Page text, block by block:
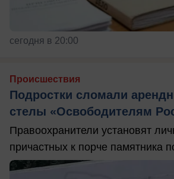
сегодня в 20:00
Происшествия
Подростки сломали
стелы «Освободителям
Правоохранители установят
причастных к порче памятника